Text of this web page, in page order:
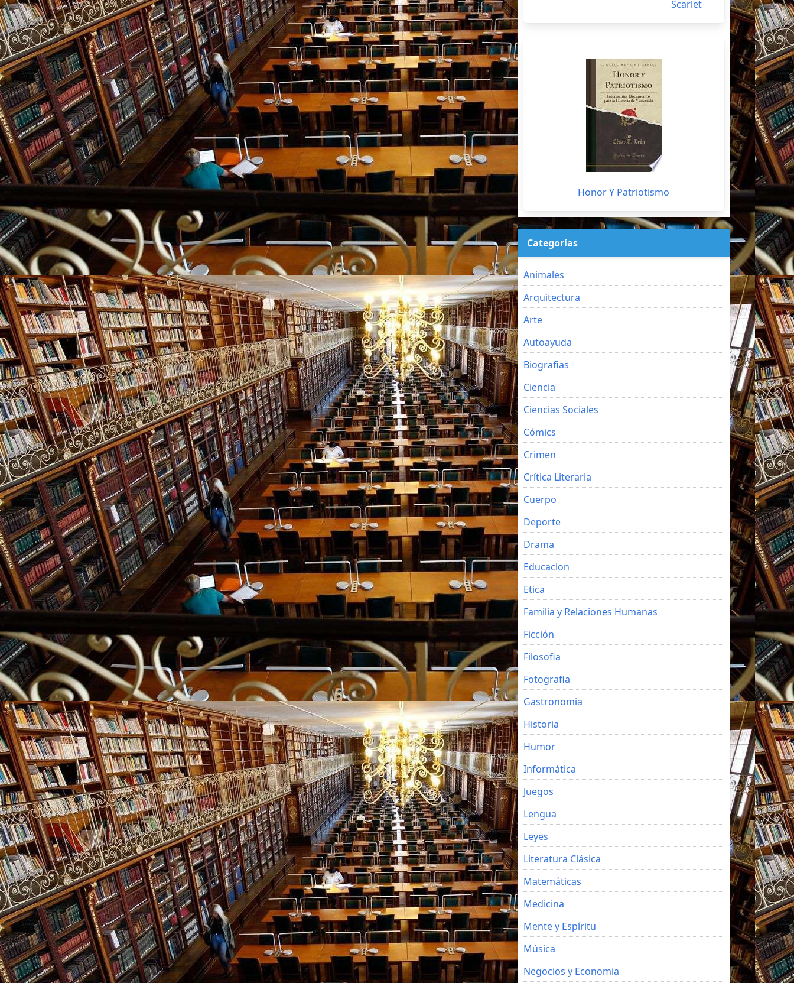
Scarlet
Honor Y Patriotismo
Categorías
Animales
Arquitectura
Arte
Autoayuda
Biografias
Ciencia
Ciencias Sociales
Cómics
Crimen
Crítica Literaria
Cuerpo
Deporte
Drama
Educacion
Etica
Familia y Relaciones Humanas
Ficción
Filosofia
Fotografia
Gastronomia
Historia
Humor
Informática
Juegos
Lengua
Leyes
Literatura Clásica
Matemáticas
Medicina
Mente y Espíritu
Música
Negocios y Economia